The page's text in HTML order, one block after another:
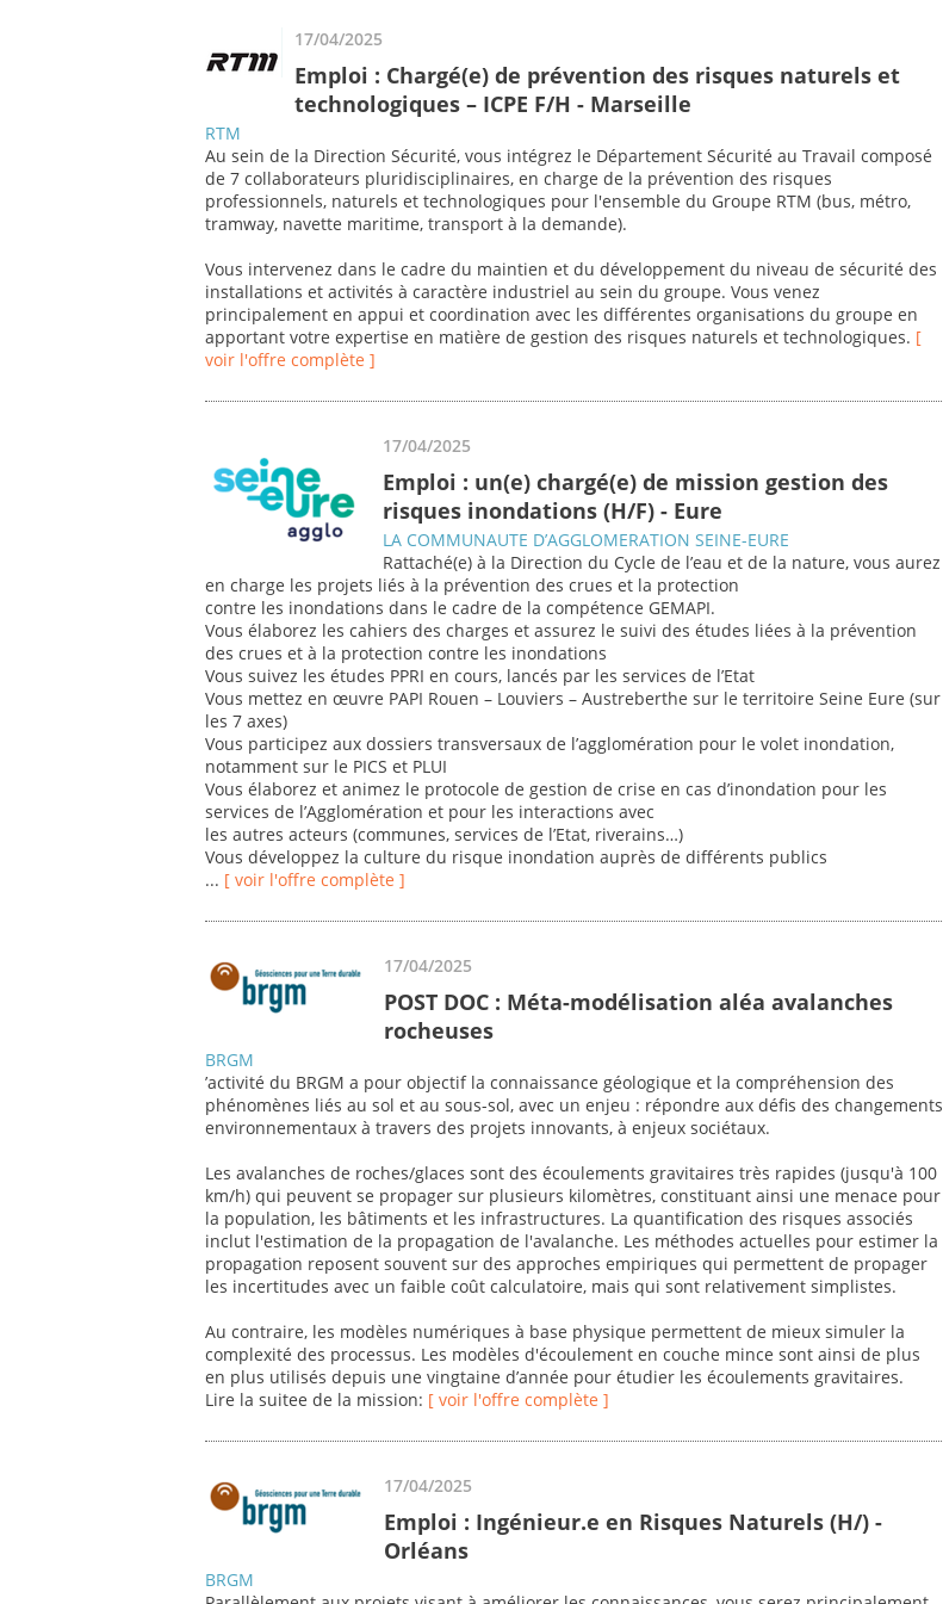
17/04/2025
Emploi : Chargé(e) de prévention des risques naturels et
technologiques – ICPE F/H - Marseille
RTM
Au sein de la Direction Sécurité, vous intégrez le Département Sécurité au Travail composé
de 7 collaborateurs pluridisciplinaires, en charge de la prévention des risques
professionnels, naturels et technologiques pour l'ensemble du Groupe RTM (bus, métro,
tramway, navette maritime, transport à la demande).
Vous intervenez dans le cadre du maintien et du développement du niveau de sécurité des
installations et activités à caractère industriel au sein du groupe. Vous venez
principalement en appui et coordination avec les différentes organisations du groupe en
apportant votre expertise en matière de gestion des risques naturels et technologiques. [
voir l'offre complète ]
17/04/2025
Emploi : un(e) chargé(e) de mission gestion des
risques inondations (H/F) - Eure
LA COMMUNAUTE D’AGGLOMERATION SEINE-EURE
Rattaché(e) à la Direction du Cycle de l’eau et de la nature, vous aurez
en charge les projets liés à la prévention des crues et la protection
contre les inondations dans le cadre de la compétence GEMAPI.
Vous élaborez les cahiers des charges et assurez le suivi des études liées à la prévention
des crues et à la protection contre les inondations
Vous suivez les études PPRI en cours, lancés par les services de l’Etat
Vous mettez en œuvre PAPI Rouen – Louviers – Austreberthe sur le territoire Seine Eure (sur
les 7 axes)
Vous participez aux dossiers transversaux de l’agglomération pour le volet inondation,
notamment sur le PICS et PLUI
Vous élaborez et animez le protocole de gestion de crise en cas d’inondation pour les
services de l’Agglomération et pour les interactions avec
les autres acteurs (communes, services de l’Etat, riverains…)
Vous développez la culture du risque inondation auprès de différents publics
... [ voir l'offre complète ]
17/04/2025
POST DOC : Méta-modélisation aléa avalanches
rocheuses
BRGM
’activité du BRGM a pour objectif la connaissance géologique et la compréhension des
phénomènes liés au sol et au sous-sol, avec un enjeu : répondre aux défis des changements
environnementaux à travers des projets innovants, à enjeux sociétaux.
Les avalanches de roches/glaces sont des écoulements gravitaires très rapides (jusqu'à 100
km/h) qui peuvent se propager sur plusieurs kilomètres, constituant ainsi une menace pour
la population, les bâtiments et les infrastructures. La quantification des risques associés
inclut l'estimation de la propagation de l'avalanche. Les méthodes actuelles pour estimer la
propagation reposent souvent sur des approches empiriques qui permettent de propager
les incertitudes avec un faible coût calculatoire, mais qui sont relativement simplistes.
Au contraire, les modèles numériques à base physique permettent de mieux simuler la
complexité des processus. Les modèles d'écoulement en couche mince sont ainsi de plus
en plus utilisés depuis une vingtaine d’année pour étudier les écoulements gravitaires.
Lire la suitee de la mission: [ voir l'offre complète ]
17/04/2025
Emploi : Ingénieur.e en Risques Naturels (H/) -
Orléans
BRGM